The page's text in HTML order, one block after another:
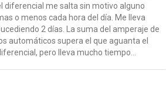
diferencial me salta sin motivo alguno
o menos cada hora del día. Me lleva
2 días. La suma del amperaje de
automáticos supera el que aguanta el
pero lleva mucho tiempo...